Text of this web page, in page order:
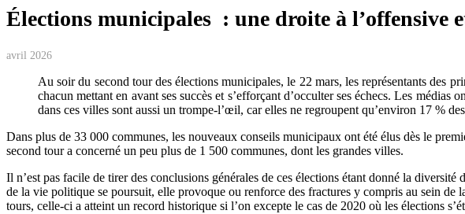
Élections municipales : une droite à l’offensive
avril 2026
Au soir du second tour des élections municipales, le 22 mars, les représentants des
chacun mettant en avant ses succès et s’efforçant d’occulter ses échecs. Les
dans ces villes sont aussi un trompe-l’œil, car elles ne regroupent qu’environ 17 %
Dans plus de 33 000 communes­, les nouveaux conseils municipaux ont été élus dès le
second tour a concerné un peu plus de 1 500 communes, dont les grandes villes.
Il n’est pas facile de tirer des conclusions générales de ces élections étant donné la
de la vie politique se poursuit, elle provoque ou renforce des fractures y compris au sein
tours, celle-ci a atteint un record historique si l’on excepte le cas de 2020 où les élections